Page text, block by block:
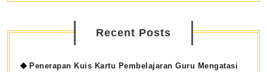
Recent Posts
Penerapan Kuis Kartu Pembelajaran Guru Mengatasi